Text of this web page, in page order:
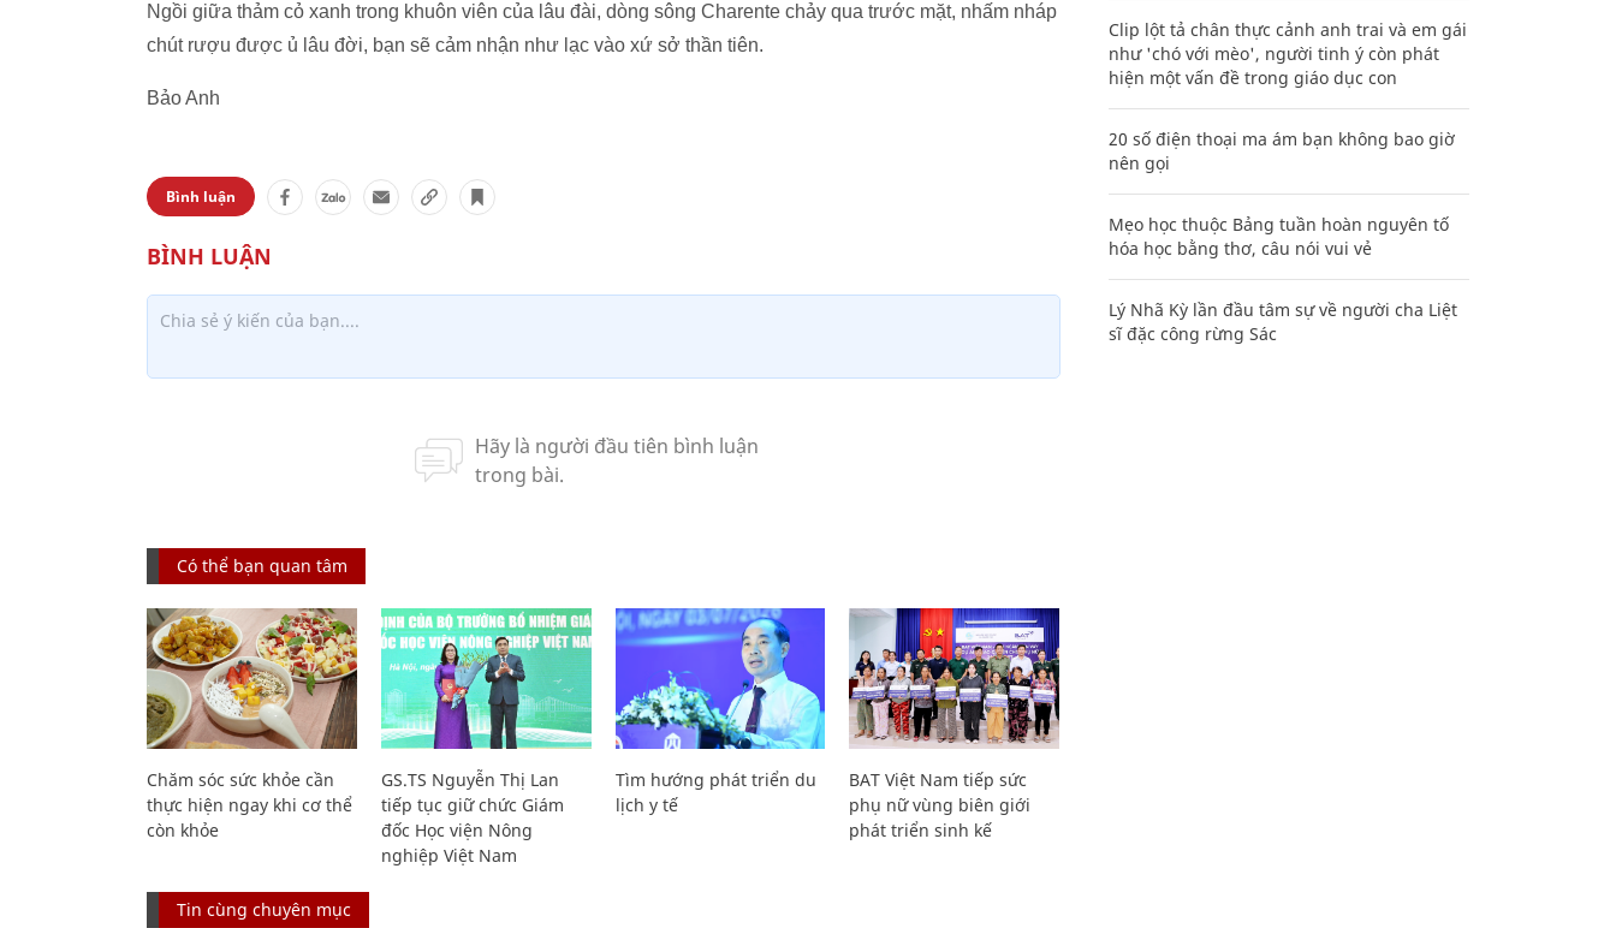
Ngồi giữa thảm cỏ xanh trong khuôn viên của lâu đài, dòng sông Charente chảy qua trước mặt, nhấm nháp
chút rượu được ủ lâu đời, bạn sẽ cảm nhận như lạc vào xứ sở thần tiên.
Bảo Anh
Bình luận
Có thể bạn quan tâm
Chăm sóc sức khỏe cần
thực hiện ngay khi cơ thể
còn khỏe
GS.TS Nguyễn Thị Lan
tiếp tục giữ chức Giám
đốc Học viện Nông
nghiệp Việt Nam
Tìm hướng phát triển du
lịch y tế
BAT Việt Nam tiếp sức
phụ nữ vùng biên giới
phát triển sinh kế
Tin cùng chuyên mục
Clip lột tả chân thực cảnh anh trai và em gái
như 'chó với mèo', người tinh ý còn phát
hiện một vấn đề trong giáo dục con
20 số điện thoại ma ám bạn không bao giờ
nên gọi
Mẹo học thuộc Bảng tuần hoàn nguyên tố
hóa học bằng thơ, câu nói vui vẻ
Lý Nhã Kỳ lần đầu tâm sự về người cha Liệt
sĩ đặc công rừng Sác